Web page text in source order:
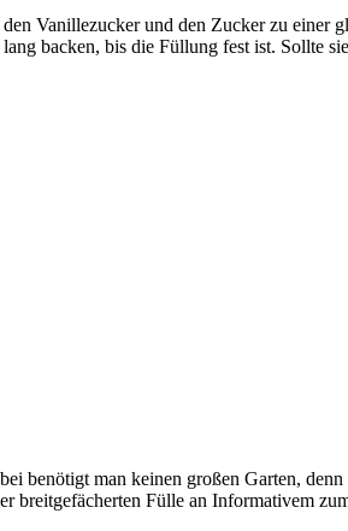
Vanillezucker und den Zucker zu einer
backen, bis die Füllung fest ist. Sollte
benötigt man keinen großen Garten, denn
breitgefächerten Fülle an Informativem